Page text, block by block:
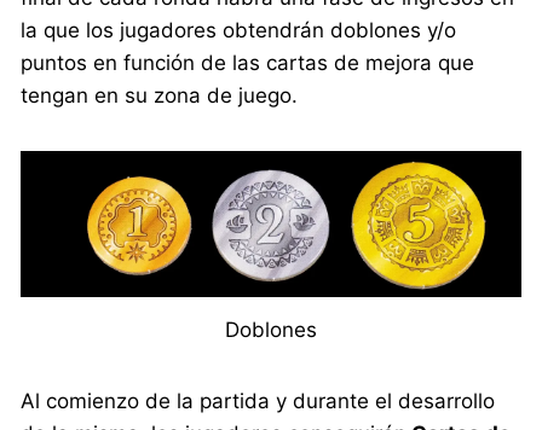
la que los jugadores obtendrán doblones y/o
puntos en función de las cartas de mejora que
tengan en su zona de juego.
Doblones
Al comienzo de la partida y durante el desarrollo